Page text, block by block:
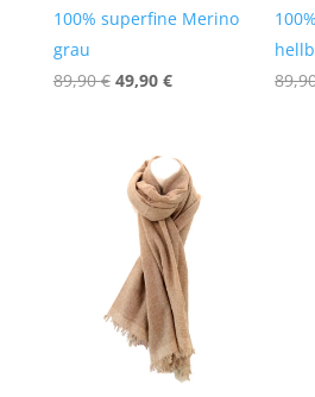
100% superfine Merino
grau
89,90€ Ursprünglicher
89,90 €
49,90 €Aktueller
49,90 €.